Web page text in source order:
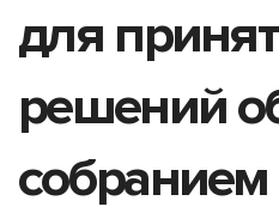
для
решений
собранием